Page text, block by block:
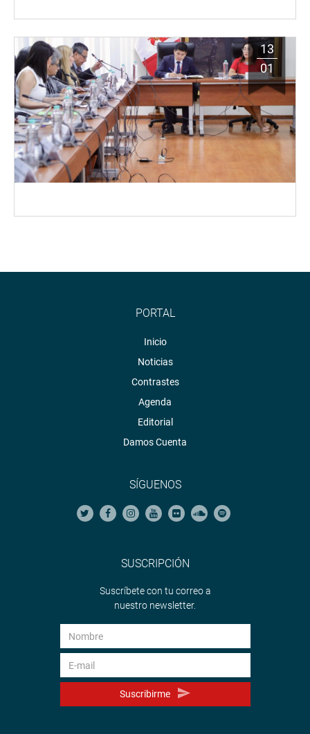
13
01
PORTAL
Inicio
Noticias
Contrastes
Agenda
Editorial
Damos Cuenta
SÍGUENOS
SUSCRIPCIÓN
Suscríbete con tu correo a
nuestro newsletter.
Suscribirme